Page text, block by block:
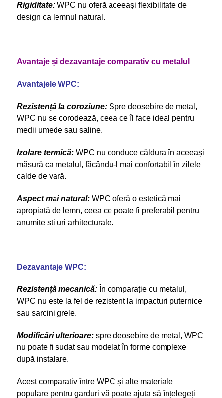
Rigiditate: WPC nu oferă aceeași flexibilitate de
design ca lemnul natural.
Avantaje și dezavantaje comparativ cu metalul
Avantajele WPC:
Rezistență la coroziune:Spre deosebire de metal,
WPC nu se corodează, ceea ce îl face ideal pentru
medii umede sau saline.
Izolare termică:WPC nu conduce căldura în aceeași
măsură ca metalul, făcându-l mai confortabil în zilele
calde de vară.
Aspect mai natural:WPC oferă o estetică mai
apropiată de lemn, ceea ce poate fi preferabil pentru
anumite stiluri arhitecturale.
Dezavantaje WPC:
Rezistență mecanică: În comparație cu metalul,
WPC nu este la fel de rezistent la impacturi puternice
sau sarcini grele.
Modificări ulterioare: spre deosebire de metal, WPC
nu poate fi sudat sau modelat în forme complexe
după instalare.
Acest comparativ între WPC și alte materiale
populare pentru garduri vă poate ajuta să înțelegeți